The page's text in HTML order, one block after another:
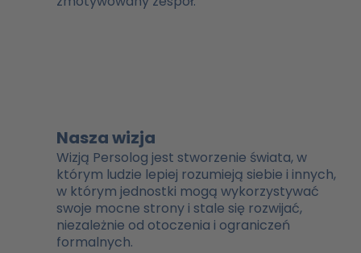
Nasza wizja
Wizją Persolog jest stworzenie świata, w
którym ludzie lepiej rozumieją siebie i innych,
w którym jednostki mogą wykorzystywać
swoje mocne strony i stale się rozwijać,
niezależnie od otoczenia i ograniczeń
formalnych.